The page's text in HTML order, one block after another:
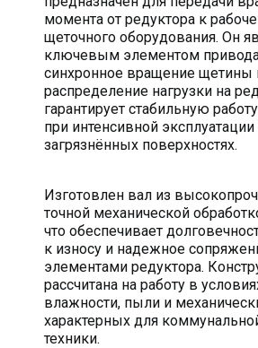
момента от редуктора к
щеточного оборудования. Он
ключевым элементом
синхронное вращение щетины
распределение нагрузки на
гарантирует стабильную
при интенсивной
загрязнённых поверхностях.
Изготовлен вал из
точной механической
что обеспечивает
к износу и надежное
элементами редуктора.
рассчитана на работу в
влажности, пыли и
характерных для
техники.